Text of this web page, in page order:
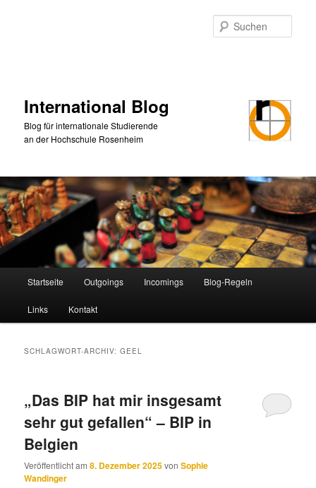
International Blog
Blog für internationale Studierende
an der Hochschule Rosenheim
Startseite Outgoings Incomings Blog-Regeln
Links Kontakt
SCHLAGWORT-ARCHIV:GEEL
„Das BIP hat mir insgesamt
sehr gut gefallen“ – BIP in
Belgien
Veröffentlicht am8. Dezember 2025vonSophie
Wandinger